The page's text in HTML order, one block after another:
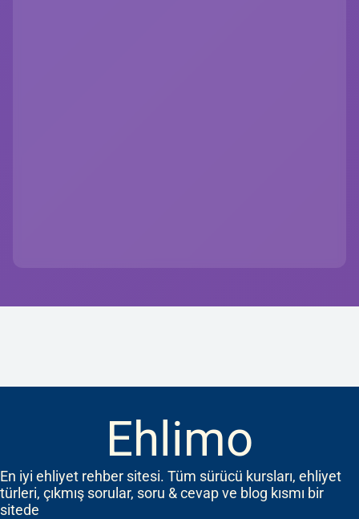
Ehlimo
En iyi ehliyet rehber sitesi. Tüm sürücü kursları, ehliyet
türleri, çıkmış sorular, soru & cevap ve blog kısmı bir
sitede